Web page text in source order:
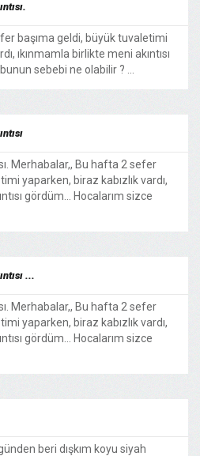
başıma geldi, büyük tuvaletimi
ıkınmamla birlikte meni akıntısı
sebebi ne olabilir ? ...
Merhabalar,, Bu hafta 2 sefer
yaparken, biraz kabızlık vardı,
gördüm... Hocalarım sizce
...
Merhabalar,, Bu hafta 2 sefer
yaparken, biraz kabızlık vardı,
gördüm... Hocalarım sizce
beri dışkım koyu siyah